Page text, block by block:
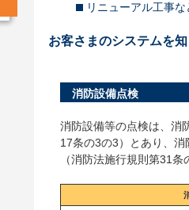
リニューアル工事
お客さまのシステムを
消防設備点検
消防設備等の点検は、消
17条の3の3）とあり、
（消防法施行規則第31